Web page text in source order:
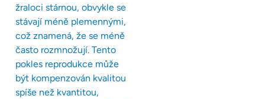
žraloci stárnou, obvykle se
stávají méně plemennými,
což znamená, že se méně
často rozmnožují. Tento
pokles reprodukce může
být kompenzován kvalitou
spíše než kvantitou,